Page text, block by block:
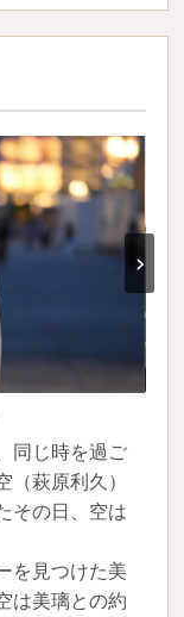
›
同じ時を過ご
萩原利久）
その日、空は
を見つけた美
は美璃との約